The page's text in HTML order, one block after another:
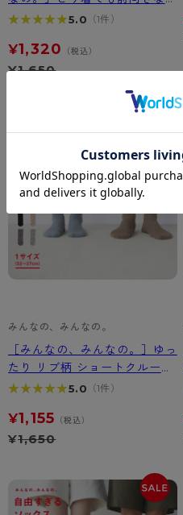
ャミソール
★★★★★
★★★★★5.0 （1件）
¥1,320 （税込）
¥1,650
みんなの、みんなの。
［みんなの、みんなの。］ゆっ
たり リブ柄 ショートクルー丈
ソックス
★★★★★
★★★★★5.0 （1件）
¥1,155 （税込）
¥1,650